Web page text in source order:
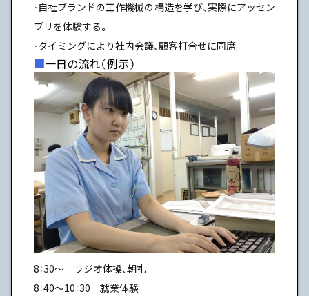
・自社ブランドの工作機械の構造を学び、実際にアッセン
ブリを体験する。
・タイミングにより社内会議、顧客打合せに同席。
一日の流れ（例示）
8：30～ ラジオ体操、朝礼
8：40～10：30 就業体験